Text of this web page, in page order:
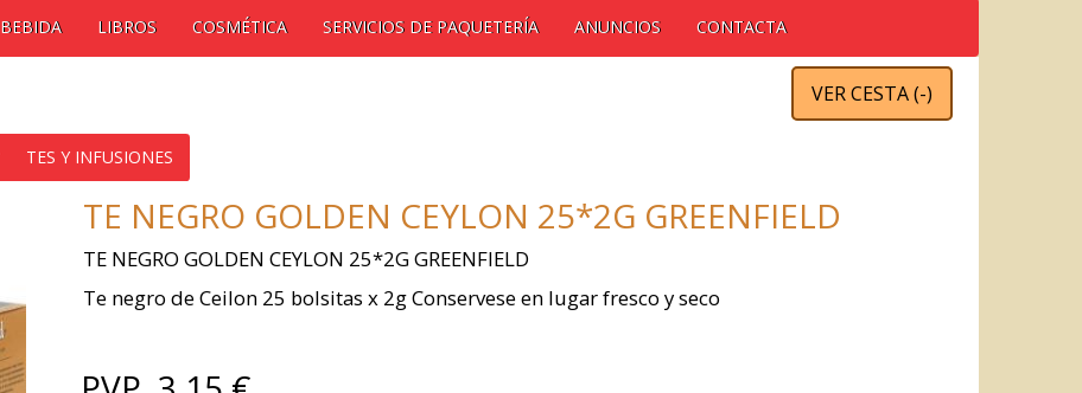
BEBIDA LIBROS COSMÉTICA SERVICIOS DE PAQUETERÍA ANUNCIOS CONTACTA
VER CESTA (-)
TES Y INFUSIONES
TE NEGRO GOLDEN CEYLON 25*2G GREENFIELD
TE NEGRO GOLDEN CEYLON 25*2G GREENFIELD
Te negro de Ceilon 25 bolsitas x 2g Conservese en lugar fresco y seco